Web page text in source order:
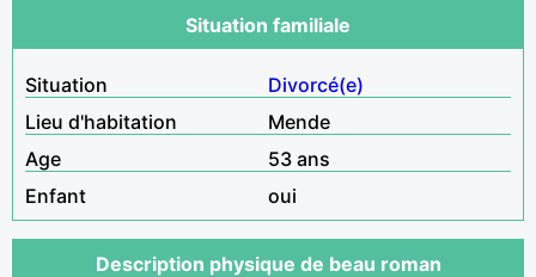
Situation familiale
Situation
Divorcé(e)
Lieu d'habitation
Mende
Age
53 ans
Enfant
oui
Description physique de beau roman